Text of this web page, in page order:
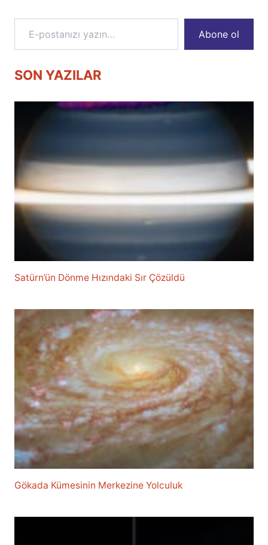
E-postanızı yazın…
Abone ol
SON YAZILAR
Satürn’ün Dönme Hızındaki Sır Çözüldü
Gökada Kümesinin Merkezine Yolculuk